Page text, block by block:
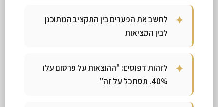
לחשב את הפערים בין התקציב המתוכנן
לבין המציאות
לזהות דפוסים: "ההוצאות על פרסום עלו
40%. תסתכל על זה"